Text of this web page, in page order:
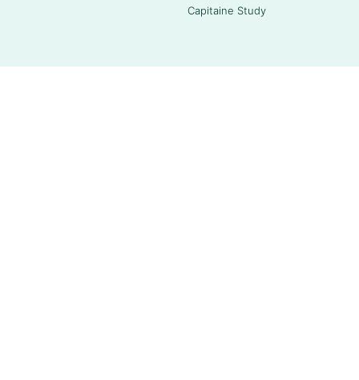
Capitaine Study